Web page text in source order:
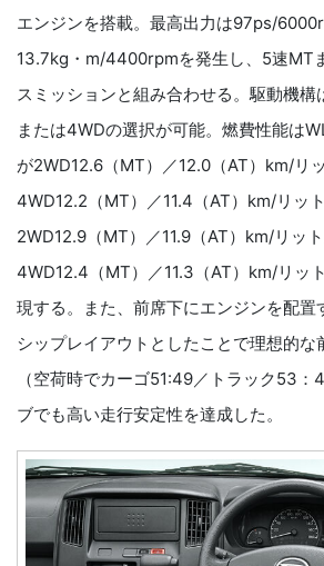
エンジンを搭載。最高出力は97ps/
13.7kg・m/4400rpmを発生し、5速MT
スミッションと組み合わせる。駆動機構
または4WDの選択が可能。燃費性能は
が2WD12.6（MT）／12.0（AT）km/リッ
4WD12.2（MT）／11.4（AT）km/リッ
2WD12.9（MT）／11.9（AT）km/リット
4WD12.4（MT）／11.3（AT）km/リッ
現する。また、前席下にエンジンを配置
シップレイアウトとしたことで理想的な
（空荷時でカーゴ51:49／トラック53：
ブでも高い走行安定性を達成した。